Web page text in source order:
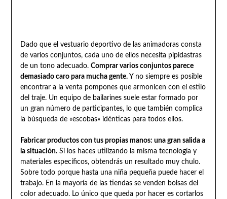
Dado que el vestuario deportivo de las animadoras consta
de varios conjuntos, cada uno de ellos necesita pipidastras
de un tono adecuado. Comprar varios conjuntos parece
demasiado caro para mucha gente. Y no siempre es posible
encontrar a la venta pompones que armonicen con el estilo
del traje. Un equipo de bailarines suele estar formado por
un gran número de participantes, lo que también complica
la búsqueda de «escobas» idénticas para todos ellos.
Fabricar productos con tus propias manos: una gran salida a
la situación.Si los haces utilizando la misma tecnología y
materiales específicos, obtendrás un resultado muy chulo.
Sobre todo porque hasta una niña pequeña puede hacer el
trabajo. En la mayoría de las tiendas se venden bolsas del
color adecuado. Lo único que queda por hacer es cortarlos